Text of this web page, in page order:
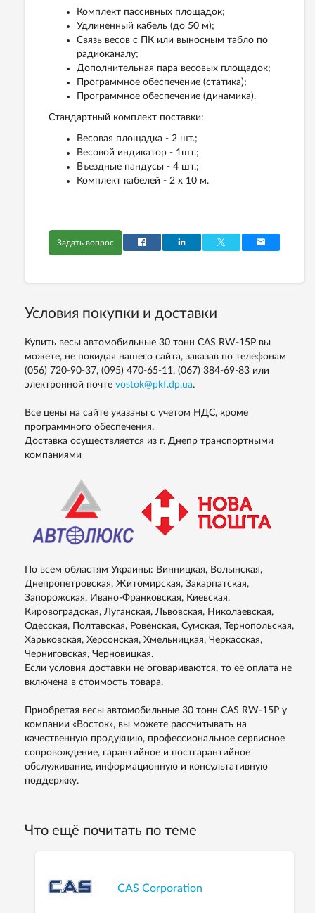
Комплект пассивных площадок;
Удлиненный кабель (до 50 м);
Связь весов с ПК или выносным табло по
радиоканалу;
Дополнительная пара весовых площадок;
Программное обеспечение (статика);
Программное обеспечение (динамика).
Стандартный комплект поставки:
Весовая площадка - 2 шт.;
Весовой индикатор - 1шт.;
Въездные пандусы - 4 шт.;
Комплект кабелей - 2 х 10 м.
Задать вопрос
Условия покупки и доставки
Купить весы автомобильные 30 тонн CAS RW-15P вы
можете, не покидая нашего сайта, заказав по телефонам
(056) 720-90-37, (095) 470-65-11, (067) 384-69-83 или
электронной почте vostok@pkf.dp.ua.
Все цены на сайте указаны с учетом НДС, кроме
программного обеспечения.
Доставка осуществляется из г. Днепр транспортными
компаниями
По всем областям Украины: Винницкая, Волынская,
Днепропетровская, Житомирская, Закарпатская,
Запорожская, Ивано-Франковская, Киевская,
Кировоградская, Луганская, Львовская, Николаевская,
Одесская, Полтавская, Ровенская, Сумская, Тернопольская,
Харьковская, Херсонская, Хмельницкая, Черкасская,
Черниговская, Черновицкая.
Если условия доставки не оговариваются, то ее оплата не
включена в стоимость товара.
Приобретая весы автомобильные 30 тонн CAS RW-15P у
компании «Восток», вы можете рассчитывать на
качественную продукцию, профессиональное сервисное
сопровождение, гарантийное и постгарантийное
обслуживание, информационную и консультативную
поддержку.
Что ещё почитать по теме
CAS Corporation